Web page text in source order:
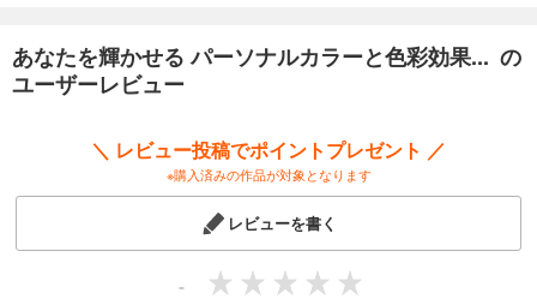
あなたを輝かせる パーソナルカラーと色彩効果... の
ユーザーレビュー
＼ レビュー投稿でポイントプレゼント ／
※購入済みの作品が対象となります
レビューを書く
-